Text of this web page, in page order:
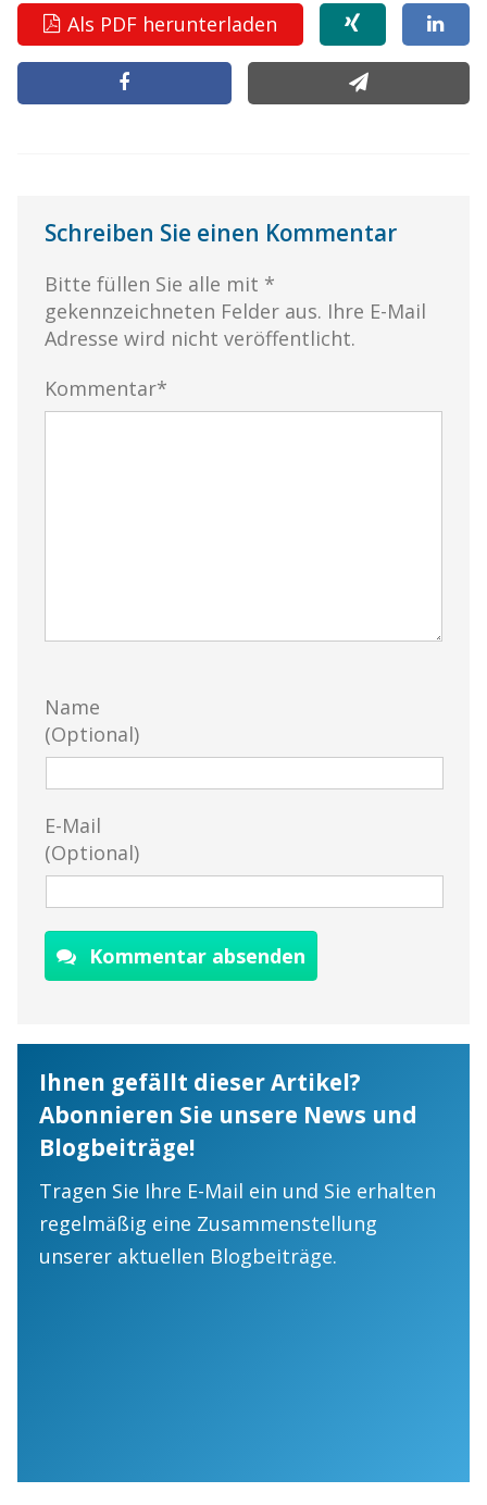
Als PDF herunterladen
Schreiben Sie einen Kommentar
Bitte füllen Sie alle mit *
gekennzeichneten Felder aus. Ihre E-Mail
Adresse wird nicht veröffentlicht.
Kommentar*
Name
(Optional)
E-Mail
(Optional)
Kommentar absenden
Ihnen gefällt dieser Artikel?
Abonnieren Sie unsere News und
Blogbeiträge!
Tragen Sie Ihre E-Mail ein und Sie erhalten
regelmäßig eine Zusammenstellung
unserer aktuellen Blogbeiträge.